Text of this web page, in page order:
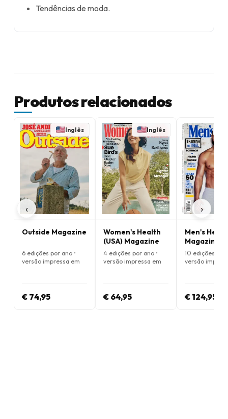
Tendências de moda.
Produtos relacionados
‹
Inglês
Outside Magazine
6 edições por ano •
versão impressa em
€ 74,95
Inglês
Women's Health
(USA) Magazine
4 edições por ano •
versão impressa em
€ 64,95
Men's
Magazine
10 edições por
versão
€ 124,95
›